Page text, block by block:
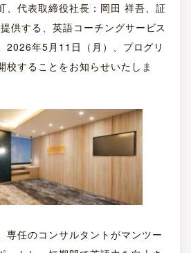
、代表取締役社長：岡田 祥吾、証
供する、英語コーチングサービス
2026年5月11日（月）、プログリ
校することをお知らせいたしま
専任のコンサルタントがマンツー